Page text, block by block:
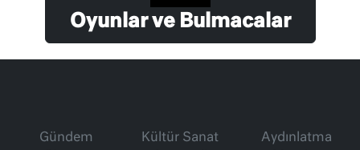
Oyunlar ve Bulmacalar
Gündem
Kültür Sanat
Aydınlatma